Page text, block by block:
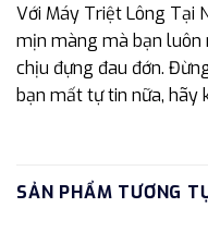
Với Máy Triệt Lông Tại
mịn màng mà bạn luôn
chịu đựng đau đớn.
bạn mất tự tin nữa, hãy
SẢN PHẨM TƯƠNG